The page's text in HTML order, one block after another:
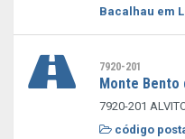
Bacalhau em
7920-201
Monte Bento
7920-201
código